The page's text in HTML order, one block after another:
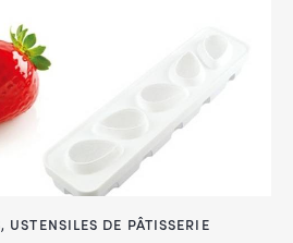
, USTENSILES DE PÂTISSERIE